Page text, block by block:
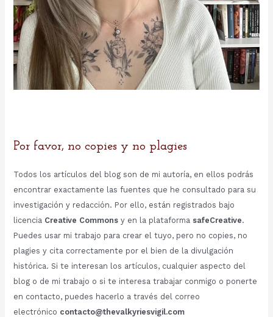
Por favor, no copies y no plagies
Todos los artículos del blog son de mi autoría, en ellos podrás
encontrar exactamente las fuentes que he consultado para su
investigación y redacción. Por ello, están registrados bajo
licencia Creative Commonsy en la plataforma safeCreative.
Puedes usar mi trabajo para crear el tuyo, pero no copies, no
plagies y cita correctamente por el bien de la divulgación
histórica. Si te interesan los artículos, cualquier aspecto del
blog o de mi trabajo o si te interesa trabajar conmigo o ponerte
en contacto, puedes hacerlo a través del correo
electrónico contacto@thevalkyriesvigil.com